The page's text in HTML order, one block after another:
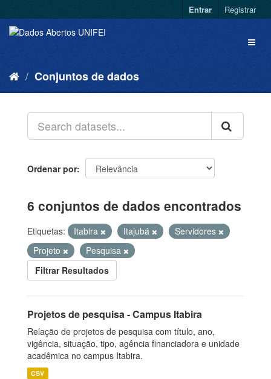
Entrar Registrar
Conjuntos de dados
Ordenar por
6 conjuntos de dados encontrados
Etiquetas: Itabira Itajubá
Servidores
Projeto
Pesquisa
Filtrar Resultados
Projetos de pesquisa - Campus Itabira
Relação de projetos de pesquisa com título, ano,
vigência, situação, tipo, agência financiadora e unidade
acadêmica no campus Itabira.
CSV